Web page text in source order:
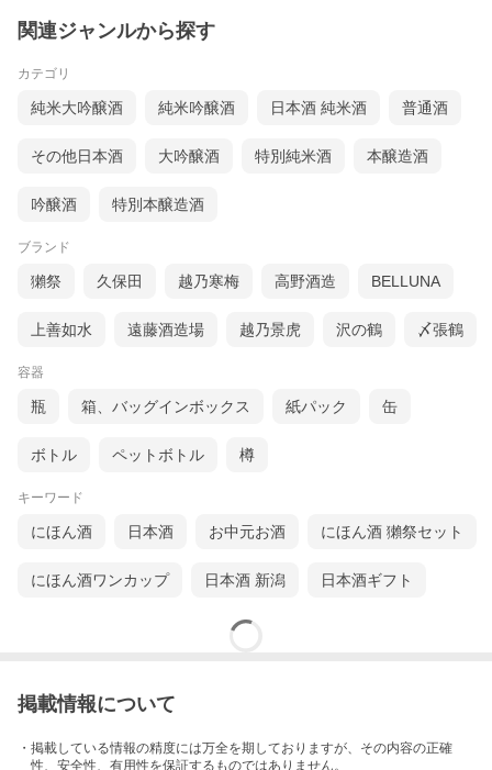
関連ジャンルから探す
カテゴリ
純米大吟醸酒 純米吟醸酒 日本酒 純米酒 普通酒
その他日本酒 大吟醸酒 特別純米酒 本醸造酒
吟醸酒 特別本醸造酒
ブランド
獺祭 久保田 越乃寒梅 高野酒造 BELLUNA
上善如水 遠藤酒造場 越乃景虎 沢の鶴 〆張鶴
容器
瓶 箱、バッグインボックス 紙パック 缶
ボトル ペットボトル 樽
キーワード
にほん酒 日本酒 お中元お酒 にほん酒 獺祭セット
にほん酒ワンカップ 日本酒 新潟 日本酒ギフト
掲載情報について
・掲載している情報の精度には万全を期しておりますが、その内容の正確
性、安全性、有用性を保証するものではありません。